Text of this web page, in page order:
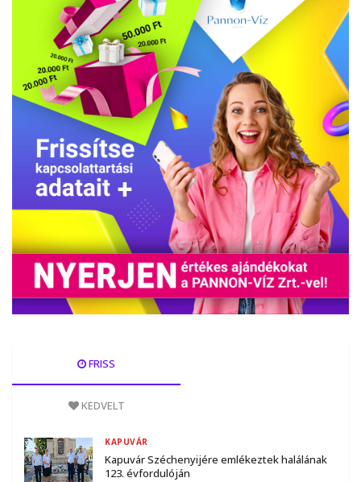
FRISS
KEDVELT
Kapuvár Széchenyijére emlékeztek halálának
123. évfordulóján
KAPUVÁR